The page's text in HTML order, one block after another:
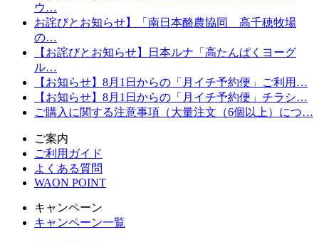
ウ…
お詫びとお知らせ】「南日本酪農協同 高千穂牧場
の…
【お詫びとお知らせ】日本ルナ「高たんぱくヨーグ
ル…
【お知らせ】8月1日からの「月イチ予約便」ご利用…
【お知らせ】8月1日からの「月イチ予約便」チラシ…
ご購入に関する注意事項（大量注文（6個以上）につ…
ご案内
ご利用ガイド
よくある質問
WAON POINT
キャンペーン
キャンペーン一覧